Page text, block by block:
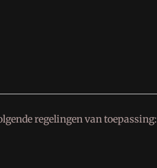
regelingen van toepassing: